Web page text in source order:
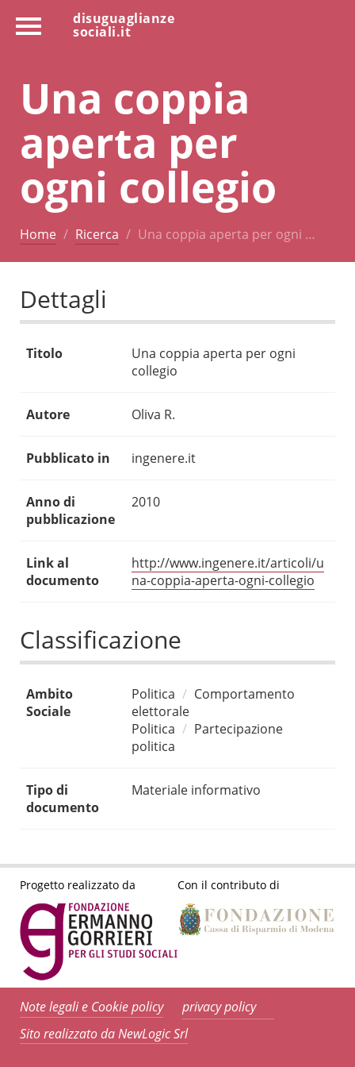
disuguaglianze
sociali.it
Una coppia
aperta per
ogni collegio
Home Ricerca Una coppia aperta per ogni …
Dettagli
Titolo
Una coppia aperta per ogni
collegio
Autore Oliva R.
Pubblicato in ingenere.it
Anno di
pubblicazione
2010
Link al
documento
http://www.ingenere.it/articoli/u
na-coppia-aperta-ogni-collegio
Classificazione
Ambito
Sociale
Politica
Comportamento
elettorale
Politica
Partecipazione
politica
Tipo di
documento
Materiale informativo
Progetto realizzato da Con il contributo di
Note legali e Cookie policy
privacy policy
Sito realizzato da NewLogic Srl